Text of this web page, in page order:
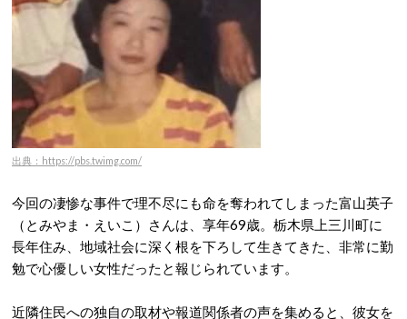
出典：https://pbs.twimg.com/
今回の凄惨な事件で理不尽にも命を奪われてしまった富山英子
（とみやま・えいこ）さんは、享年69歳。栃木県上三川町に
長年住み、地域社会に深く根を下ろして生きてきた、非常に勤
勉で心優しい女性だったと報じられています。
近隣住民への独自の取材や報道関係者の声を集めると、彼女を